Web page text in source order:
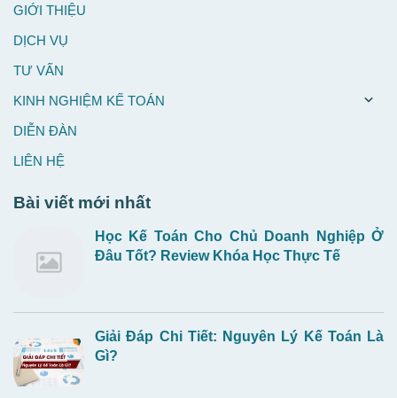
GIỚI THIỆU
DỊCH VỤ
TƯ VẤN
KINH NGHIỆM KẾ TOÁN
DIỄN ĐÀN
LIÊN HỆ
Bài viết mới nhất
Học Kế Toán Cho Chủ Doanh Nghiệp Ở
Đâu Tốt? Review Khóa Học Thực Tế
Giải Đáp Chi Tiết: Nguyên Lý Kế Toán Là
Gì?